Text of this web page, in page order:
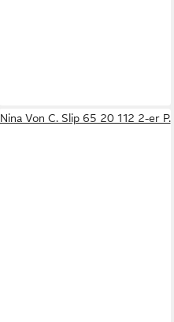
Nina Von C. Slip 65 20 112 2-er P.